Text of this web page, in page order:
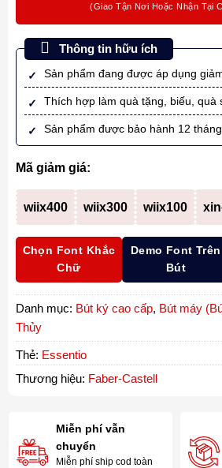
Thông tin hữu ích
Sản phẩm đang được áp dụng
Thích hợp làm quà tặng, biếu, quà
Sản phẩm được bảo hành 12 tháng
Mã giảm giá:
wiix400 wiix300 wiix100
Chọn Font Khắc
Chữ
Demo Font Trên
Bút
Danh mục: Bút ký cao cấp, Bút máy
Thủy
Thẻ: Essentio
Thương hiệu: Faber-Castell
Miễn phí vẫn
chuyển
Miễn phí ship cod toàn